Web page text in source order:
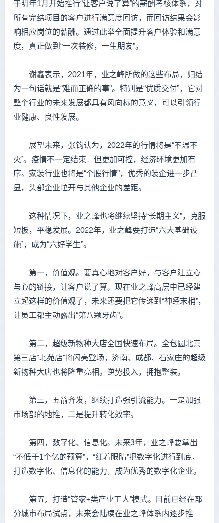
于明年1月开始推行“让客户说了算”的薪酬考核体系，对
所有完结项目的客户进行满意度回访，而回访结果会影
响相应岗位的薪酬。通过此举全面提升客户体验和满意
度，真正做到“一次装修，一生朋友”。
谢鑫表示，2021年，业之峰所做的这些布局，归结
为一句话就是“难而正确的事”。特别是“优质交付”，它对
整个行业的未来发展都具有风向标的意义，可以引领行
业健康、良性发展。
展望未来，张钧认为，2022年的行情将是“不温不
火”。疫情不一定结束，但更加可控，经济环境更加有
序。家装行业也将是“个股行情”，优秀的装企进一步凸
显，头部企业拉开与其他企业的差距。
这种情况下，业之峰也将继续坚持“长期主义”，克服
短板，平稳发展。2022年，业之峰要打造“六大基础设
施”，成为“六好学生”。
第一，价值观。要真心地对客户好，与客户建立心
与心的链接，让客户说了算。现在业之峰高层中已经建
立起这样的价值观了，未来还要把它传递到“神经末梢”，
让员工都主动露出“第八颗牙齿”。
第二，超级新物种大店全国快速布局。全包圆北京
第三店“北苑店”将闪亮登场，济南、成都、石家庄的超级
新物种大店也将隆重亮相。逆势投入，拥抱整装。
第三，五箭齐发，继续打造强引流能力。一是加强
市场部的地推，二是提升转化效率。
第四，数字化、信息化。未来3年，业之峰要拿出
“不低于1个亿的预算”，“红着眼睛”把数字化进行到底，
打造数字化、信息化的能力，成为优秀的数字化企业。
第五，打造“管家+类产业工人”模式。目前已经在部
分城市布局试点，未来会陆续在业之峰体系内逐步推